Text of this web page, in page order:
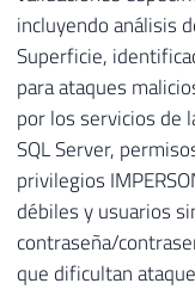
incluyendo análisis
Superficie,
para ataques
por los servicios de
SQL Server,
privilegios
débiles y usuarios
contraseña/
que dificultan